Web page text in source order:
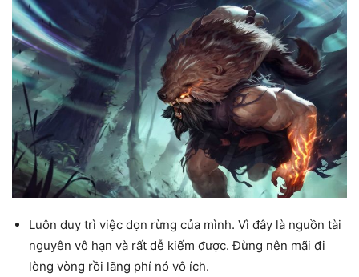
Luôn duy trì việc dọn rừng của mình. Vì đây là nguồn tài
nguyên vô hạn và rất dễ kiếm được. Đừng nên mãi đi
lòng vòng rồi lãng phí nó vô ích.